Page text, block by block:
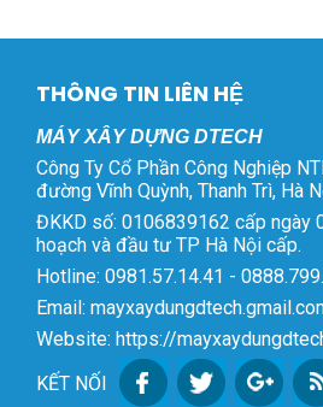
THÔNG TIN LIÊN HỆ
MÁY XÂY DỰNG DTECH
Công Ty Cổ Phần Công Nghiệp
đường Vĩnh Quỳnh, Thanh Trì, Hà
ĐKKD số: 0106839162 cấp ngày
hoạch và đầu tư TP Hà Nội cấp.
Hotline: 0981.57.14.41 -
Email:
Website: https://
KẾT NỐI